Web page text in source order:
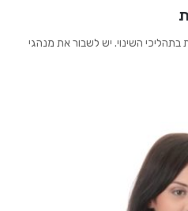
בתהליכי השינוי. יש לשבור את מנהגי